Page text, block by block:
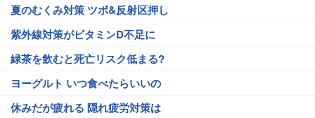
夏のむくみ対策 ツボ&反射区押し
紫外線対策がビタミンD不足に
緑茶を飲むと死亡リスク低まる?
ヨーグルト いつ食べたらいいの
休みだが疲れる 隠れ疲労対策は